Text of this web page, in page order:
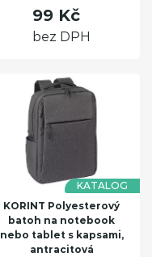
99 Kč
bez DPH
KATALOG
KORINT Polyesterový
batoh na notebook
nebo tablet s kapsami,
antracitová